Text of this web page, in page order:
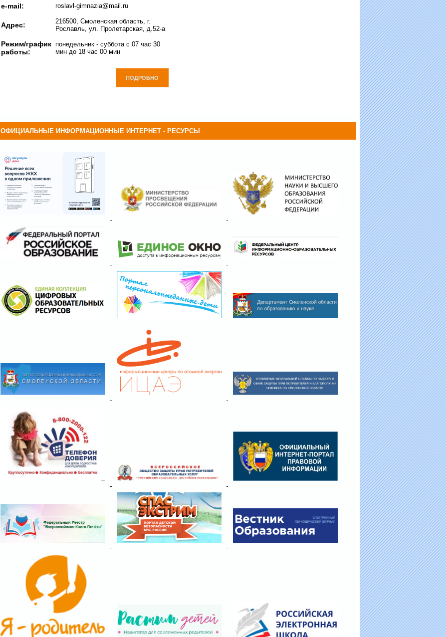
e-mail: roslavl-gimnazia@mail.ru
Адрес:
216500, Смоленская область, г.
Рославль, ул. Пролетарская, д.52-а
Режим/график
работы:
понедельник - суббота с 07 час 30
мин до 18 час 00 мин
ПОДРОБНО
ОФИЦИАЛЬНЫЕ ИНФОРМАЦИОННЫЕ ИНТЕРНЕТ - РЕСУРСЫ